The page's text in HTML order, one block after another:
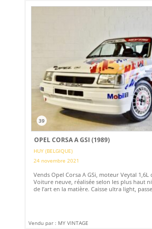
39
OPEL CORSA A GSI (1989)
HUY (BELGIQUE)
24 novembre 2021
Vends Opel Corsa A GSi, moteur Veytal 1,6L
Voiture neuve, réalisée selon les plus haut
de l’art en la matière. Caisse ultra light,
Vendu par : MY VINTAGE